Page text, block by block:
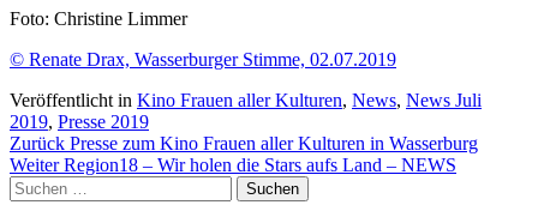
Foto: Christine Limmer
© Renate Drax, Wasserburger Stimme, 02.07.2019
Veröffentlicht in Kino Frauen aller Kulturen, News, News Juli
2019, Presse 2019
Beitragsnavigation
Zurück Presse zum Kino Frauen aller Kulturen in Wasserburg
WeiterRegion18 – Wir holen die Stars aufs Land – NEWS
Suchen
nach: